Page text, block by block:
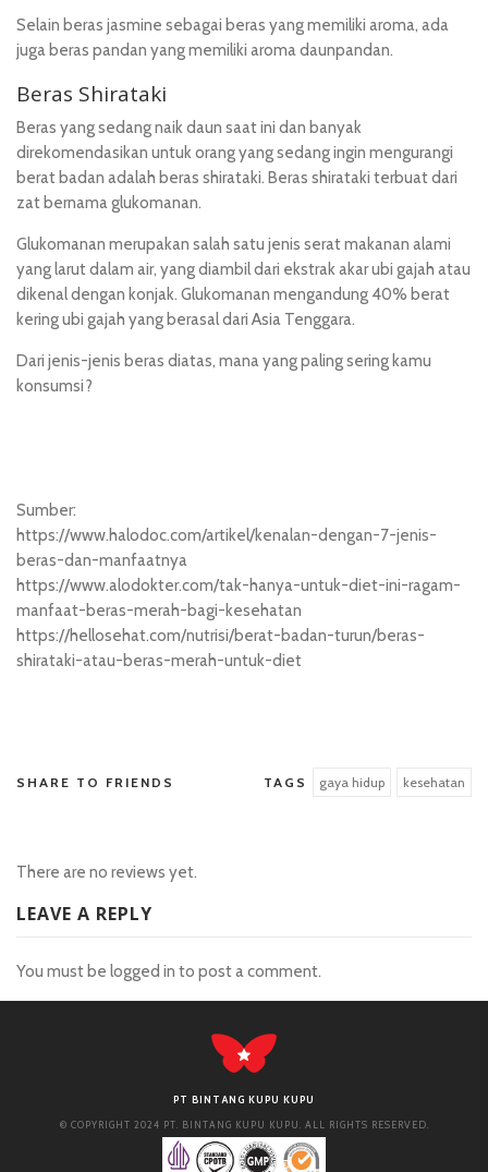
Selain beras jasmine sebagai beras yang memiliki aroma, ada
juga beras pandan yang memiliki aroma daunpandan.
Beras Shirataki
Beras yang sedang naik daun saat ini dan banyak
direkomendasikan untuk orang yang sedang ingin mengurangi
berat badan adalah beras shirataki. Beras shirataki terbuat dari
zat bernama glukomanan.
Glukomanan merupakan salah satu jenis serat makanan alami
yang larut dalam air, yang diambil dari ekstrak akar ubi gajah atau
dikenal dengan konjak. Glukomanan mengandung 40% berat
kering ubi gajah yang berasal dari Asia Tenggara.
Dari jenis-jenis beras diatas, mana yang paling sering kamu
konsumsi?
Sumber:
https://www.halodoc.com/artikel/kenalan-dengan-7-jenis-
beras-dan-manfaatnya
https://www.alodokter.com/tak-hanya-untuk-diet-ini-ragam-
manfaat-beras-merah-bagi-kesehatan
https://hellosehat.com/nutrisi/berat-badan-turun/beras-
shirataki-atau-beras-merah-untuk-diet
SHARE TO FRIENDS TAGS gaya hidup kesehatan
There are no reviews yet.
LEAVE A REPLY
You must be logged in to post a comment.
PT BINTANG KUPU KUPU
© COPYRIGHT 2024 PT. BINTANG KUPU KUPU. ALL RIGHTS RESERVED.